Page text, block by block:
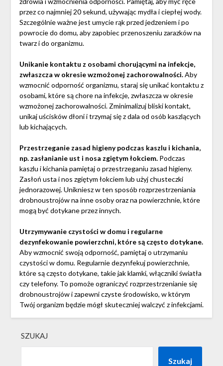
przez co najmniej 20 sekund, używając mydła i ciepłej wody.
Szczególnie ważne jest umycie rąk przed jedzeniem i po
powrocie do domu, aby zapobiec przenoszeniu zarazków na
twarz i do organizmu.
Unikanie kontaktu z osobami chorującymi na infekcje,
zwłaszcza w okresie wzmożonej zachorowalności.Aby
wzmocnić odporność organizmu, staraj się unikać kontaktu z
osobami, które są chore na infekcje, zwłaszcza w okresie
wzmożonej zachorowalności. Zminimalizuj bliski kontakt,
unikaj uścisków dłoni i trzymaj się z dala od osób kaszlących
lub kichających.
Przestrzeganie zasad higieny podczas kaszlu i kichania,
np. zasłanianie ust i nosa zgiętym łokciem.Podczas
kaszlu i kichania pamiętaj o przestrzeganiu zasad higieny.
Zasłoń usta i nos zgiętym łokciem lub użyj chusteczki
jednorazowej. Unikniesz w ten sposób rozprzestrzeniania
drobnoustrojów na inne osoby oraz na powierzchnie, które
mogą być dotykane przez innych.
Utrzymywanie czystości w domu i regularne
dezynfekowanie powierzchni, które są często dotykane.
Aby wzmocnić swoją odporność, pamiętaj o utrzymaniu
czystości w domu. Regularnie dezynfekuj powierzchnie,
które są często dotykane, takie jak klamki, włączniki światła
czy telefony. To pomoże ograniczyć rozprzestrzenianie się
drobnoustrojów i zapewni czyste środowisko, w którym
Twój organizm będzie mógł skuteczniej walczyć z infekcjami.
SZUKAJ
Szukaj